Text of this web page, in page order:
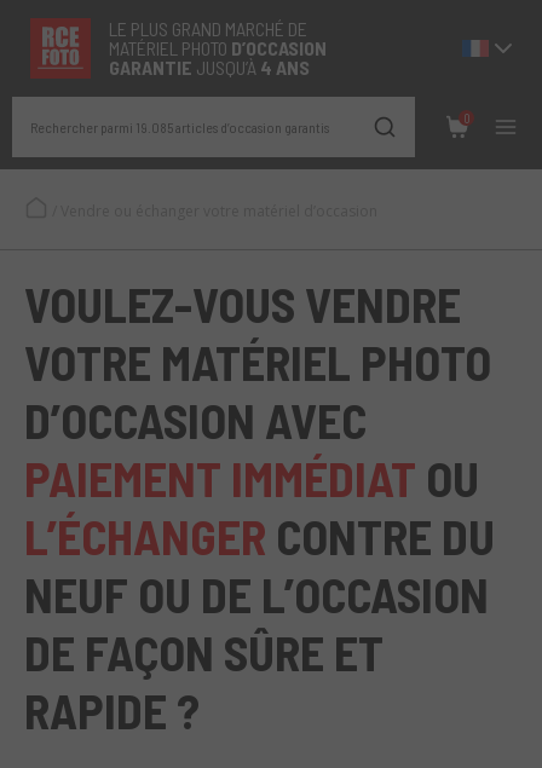
LE PLUS GRAND MARCHÉ DE
MATÉRIEL PHOTO D’OCCASION
GARANTIE JUSQU’À 4 ANS
Rechercher parmi 19.085 articles d’occasion garantis
0
VOULEZ-VOUS VENDRE
VOTRE MATÉRIEL PHOTO
D’OCCASION AVEC
PAIEMENT IMMÉDIAT OU
L’ÉCHANGER CONTRE DU
NEUF OU DE L’OCCASION
DE FAÇON SÛRE ET
RAPIDE ?